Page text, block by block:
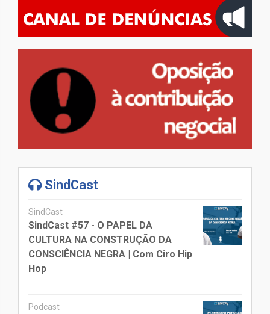
SindCast
SindCast
SindCast #57 - O PAPEL DA
CULTURA NA CONSTRUÇÃO DA
CONSCIÊNCIA NEGRA | Com Ciro Hip
Hop
Podcast